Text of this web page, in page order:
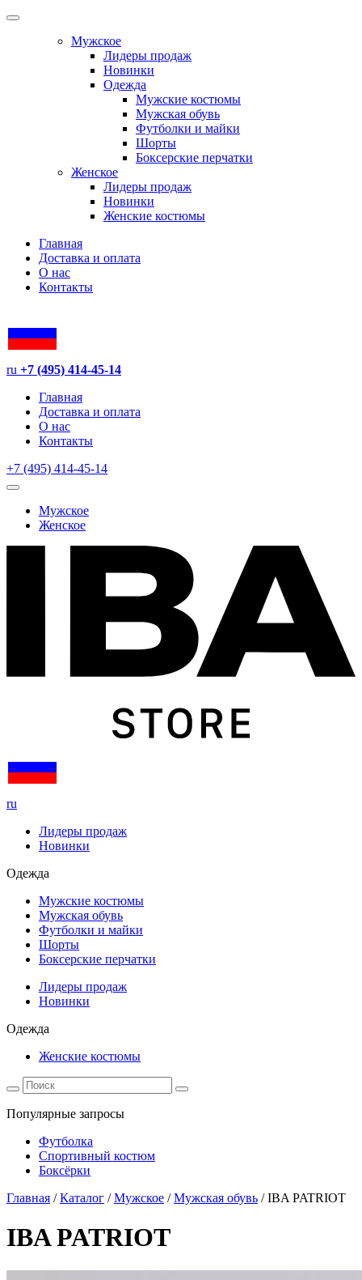
Мужское
Лидеры продаж
Новинки
Одежда
Мужские костюмы
Мужская обувь
Футболки и майки
Шорты
Боксерские перчатки
Женское
Лидеры продаж
Новинки
Женские костюмы
Главная
Доставка и оплата
О нас
Контакты
ru +7 (495) 414-45-14
Главная
Доставка и оплата
О нас
Контакты
+7 (495) 414-45-14
Мужское
Женское
ru
Лидеры продаж
Новинки
Одежда
Мужские костюмы
Мужская обувь
Футболки и майки
Шорты
Боксерские перчатки
Лидеры продаж
Новинки
Одежда
Женские костюмы
Популярные запросы
Футболка
Спортивный костюм
Боксёрки
Главная / Каталог / Мужское / Мужская обувь /IBA PATRIOT
IBA PATRIOT